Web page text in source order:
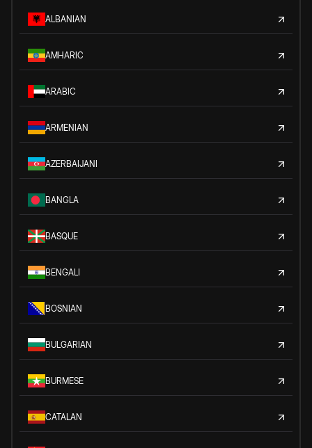
ALBANIAN
AMHARIC
ARABIC
ARMENIAN
AZERBAIJANI
BANGLA
BASQUE
BENGALI
BOSNIAN
BULGARIAN
BURMESE
CATALAN